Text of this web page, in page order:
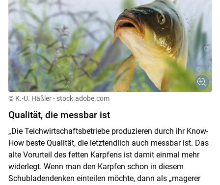
© K.-U. Häßler - stock.adobe.com
Qualität, die messbar ist
„Die Teichwirtschaftsbetriebe produzieren durch ihr Know-
How beste Qualität, die letztendlich auch messbar ist. Das
alte Vorurteil des fetten Karpfens ist damit einmal mehr
widerlegt. Wenn man den Karpfen schon in diesem
Schubladendenken einteilen möchte, dann als „magerer